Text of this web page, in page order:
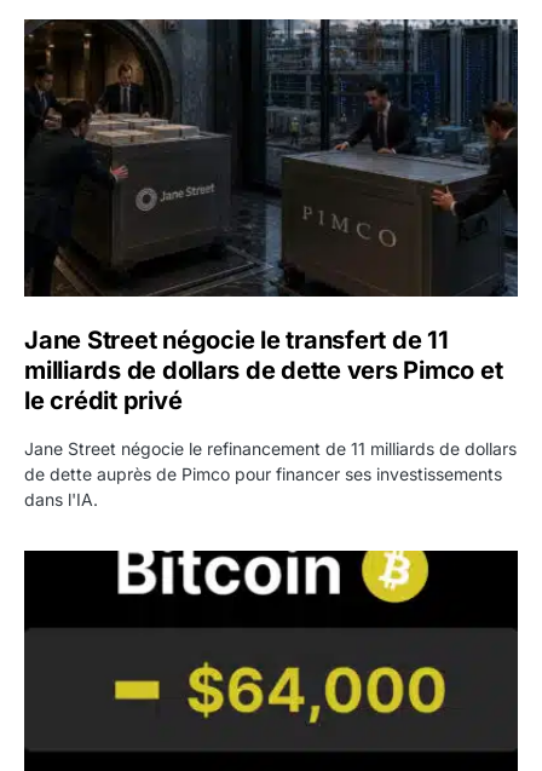
Jane Street négocie le transfert de 11 milliards de
Jane Street négocie le transfert de 11
milliards de dollars de dette vers Pimco et
le crédit privé
Jane Street négocie le refinancement de 11 milliards de dollars
de dette auprès de Pimco pour financer ses investissements
dans l'IA.
Bitcoin stagne à 64 000 dollars pendant que les